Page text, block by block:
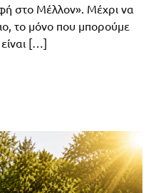
στο Μέλλον». Μέχρι να
το μόνο που μπορούμε
[…]